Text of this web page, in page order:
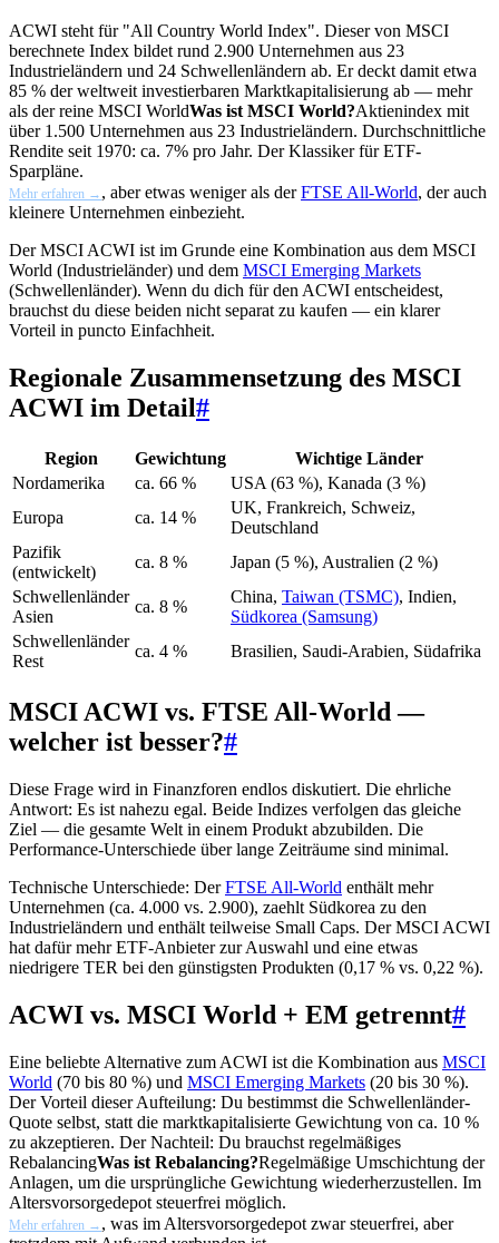
ACWI steht für "All Country World Index". Dieser von MSCI
berechnete Index bildet rund 2.900 Unternehmen aus 23
Industrieländern und 24 Schwellenländern ab. Er deckt damit etwa
85 % der weltweit investierbaren Marktkapitalisierung ab — mehr
als der reine MSCI WorldWas ist MSCI World?Aktienindex mit
über 1.500 Unternehmen aus 23 Industrieländern. Durchschnittliche
Rendite seit 1970: ca. 7% pro Jahr. Der Klassiker für ETF-
Sparpläne.
Mehr erfahren → , aber etwas weniger als derFTSE All-World, der auch
kleinere Unternehmen einbezieht.
Der MSCI ACWI ist im Grunde eine Kombination aus dem MSCI
World (Industrieländer) und dem MSCI Emerging Markets
(Schwellenländer). Wenn du dich für den ACWI entscheidest,
brauchst du diese beiden nicht separat zu kaufen — ein klarer
Vorteil in puncto Einfachheit.
Regionale Zusammensetzung des MSCI
ACWI im Detail#
Region Gewichtung
Wichtige Länder
Nordamerika
ca. 66 %
USA (63 %), Kanada (3 %)
Europa
ca. 14 %
UK, Frankreich, Schweiz,
Deutschland
Pazifik
(entwickelt)
ca. 8 %
Japan (5 %), Australien (2 %)
Schwellenländer
Asien
ca. 8 %
China, Taiwan (TSMC), Indien,
Südkorea (Samsung)
Schwellenländer
Rest
ca. 4 % Brasilien, Saudi-Arabien, Südafrika
MSCI ACWI vs. FTSE All-World —
welcher ist besser?#
Diese Frage wird in Finanzforen endlos diskutiert. Die ehrliche
Antwort: Es ist nahezu egal. Beide Indizes verfolgen das gleiche
Ziel — die gesamte Welt in einem Produkt abzubilden. Die
Performance-Unterschiede über lange Zeiträume sind minimal.
Technische Unterschiede: DerFTSE All-World enthält mehr
Unternehmen (ca. 4.000 vs. 2.900), zaehlt Südkorea zu den
Industrieländern und enthält teilweise Small Caps. Der MSCI ACWI
hat dafür mehr ETF-Anbieter zur Auswahl und eine etwas
niedrigere TER bei den günstigsten Produkten (0,17 % vs. 0,22 %).
ACWI vs. MSCI World + EM getrennt#
Eine beliebte Alternative zum ACWI ist die Kombination aus MSCI
World (70 bis 80 %) und MSCI Emerging Markets (20 bis 30 %).
Der Vorteil dieser Aufteilung: Du bestimmst die Schwellenländer-
Quote selbst, statt die marktkapitalisierte Gewichtung von ca. 10 %
zu akzeptieren. Der Nachteil: Du brauchst regelmäßiges
RebalancingWas ist Rebalancing?Regelmäßige Umschichtung der
Anlagen, um die ursprüngliche Gewichtung wiederherzustellen. Im
Altersvorsorgedepot steuerfrei möglich.
Mehr erfahren → , was im Altersvorsorgedepot zwar steuerfrei, aber